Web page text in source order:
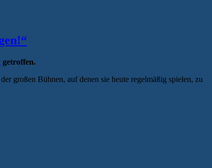
getroffen.
großen Bühnen, auf denen sie heute regelmäßig spielen, zu